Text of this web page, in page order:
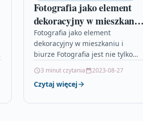
Fotografia jako element
dekoracyjny w mieszkaniu
i biurze
Fotografia jako element
dekoracyjny w mieszkaniu i
biurze Fotografia jest nie tylko
chwil i wspomnień, ale również
doskonałym elementem
3 minut czytania 2023-08-27
Czytaj więcej